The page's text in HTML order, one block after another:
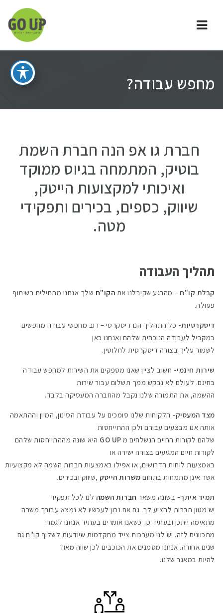
ניווט
מחפש עבודה?
חברת גו אפ הנה חברת השמת
בוטיק, המתמחה בגיוס ממוקד
ואיכותי למקצועות הייטק,
שיווק, כספים, בכירים ותפקידי
מטה.
תהליך העבודה
קבלת קו"ח – מהרגע שקיבלנו את הקו"ח שלך אנחנו מתחילים בשיתוף
פעולה.
דיסקרטיות- כל התהליך הנו דיסקרטי – רוב מחפשי עבודה מחפשים
במקביל לעבודה הנוכחית שלהם ואנחנו כאן
לשמור עליך בצורה דיסקרטית לחלוטין.
שירות חינמי- חשוב לציין שאנו מספקים את השירות למחפש עבודה
בחינם. לעולם לא נבקש ממך תשלום עבור שירות
ההשמה, את התמורה שלנו נקבל מהחברה המעסיקה בלבד.
מצד המעסיק- הלקוחות שלנו סומכים על עבודת הסינון, המיון וההתאמה
אותה אנו מבצעים עבורם ולכן ההתייחסות
שלהם לקורות החיים הנשלחים מ GO UP היא שונה מההתייחסות שלהם
לקורות חיים המגיעים בצורה ישירה או
באמצעות לוחות הדרושים, או אפילו באמצעות חברות השמה לא מקצועיות
אשר אינן מתמחות בתחום משרות הייטק ,שיווק ובכירים.
תמיד איתך- בשונה משאר חברות השמה לנו לכל תפקיד
יש מגוון חברות להציע לך. גם אם נכון לעכשיו לא נמצא עבורך משרה
מתאימה ייתכן ובעתיד כן. כשאנו אומרים בעתיד אנחנו לגמרי
מתכוונים לזה. יש לנו מערכות צייד מתקדמות שיודעות לשלוף קו"ח גם
שנים אחורה. אנחנו מסמנים את הכוכבים לכן שווה מאוד
להיות במאגר שלנו.